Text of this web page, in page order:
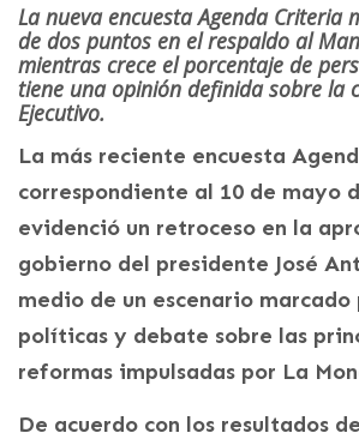
La nueva encuesta Agenda Criteria
de dos puntos en el respaldo al
mientras crece el porcentaje de
tiene una opinión definida sobre la
Ejecutivo.
La más reciente encuesta
correspondiente al 10 de mayo
evidenció un retroceso en la
gobierno del presidente José
medio de un escenario marcado
políticas y debate sobre las
reformas impulsadas por La
De acuerdo con los resultados